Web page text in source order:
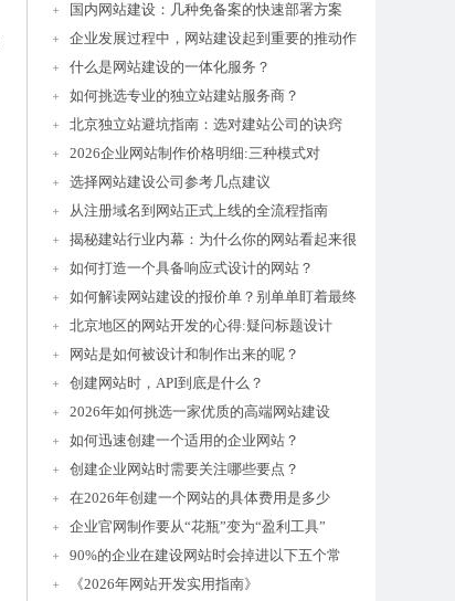
国内网站建设：几种免备案的快速部署方案
企业发展过程中，网站建设起到重要的推动作
什么是网站建设的一体化服务？
如何挑选专业的独立站建站服务商？
北京独立站避坑指南：选对建站公司的诀窍
2026企业网站制作价格明细:三种模式对
选择网站建设公司参考几点建议
从注册域名到网站正式上线的全流程指南
揭秘建站行业内幕：为什么你的网站看起来很
如何打造一个具备响应式设计的网站？
如何解读网站建设的报价单？别单单盯着最终
北京地区的网站开发的心得:疑问标题设计
网站是如何被设计和制作出来的呢？
创建网站时，API到底是什么？
2026年如何挑选一家优质的高端网站建设
如何迅速创建一个适用的企业网站？
创建企业网站时需要关注哪些要点？
在2026年创建一个网站的具体费用是多少
企业官网制作要从“花瓶”变为“盈利工具”
90%的企业在建设网站时会掉进以下五个常
《2026年网站开发实用指南》